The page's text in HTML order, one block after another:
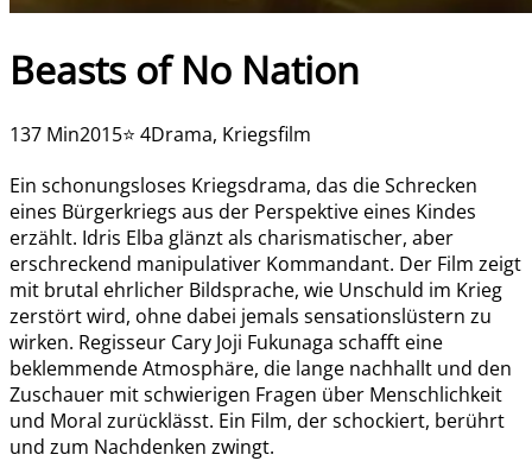
Beasts of No Nation
137 Min2015⭐ 4Drama, Kriegsfilm
Ein schonungsloses Kriegsdrama, das die Schrecken
eines Bürgerkriegs aus der Perspektive eines Kindes
erzählt. Idris Elba glänzt als charismatischer, aber
erschreckend manipulativer Kommandant. Der Film zeigt
mit brutal ehrlicher Bildsprache, wie Unschuld im Krieg
zerstört wird, ohne dabei jemals sensationslüstern zu
wirken. Regisseur Cary Joji Fukunaga schafft eine
beklemmende Atmosphäre, die lange nachhallt und den
Zuschauer mit schwierigen Fragen über Menschlichkeit
und Moral zurücklässt. Ein Film, der schockiert, berührt
und zum Nachdenken zwingt.